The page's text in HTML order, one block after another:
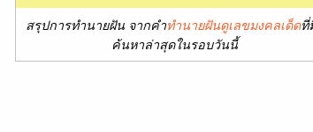
สรุปการทำนายฝัน จากคำทำนายฝันดูเลขมงคลเด็ดที่
ค้นหาล่าสุดในรอบวันนี้